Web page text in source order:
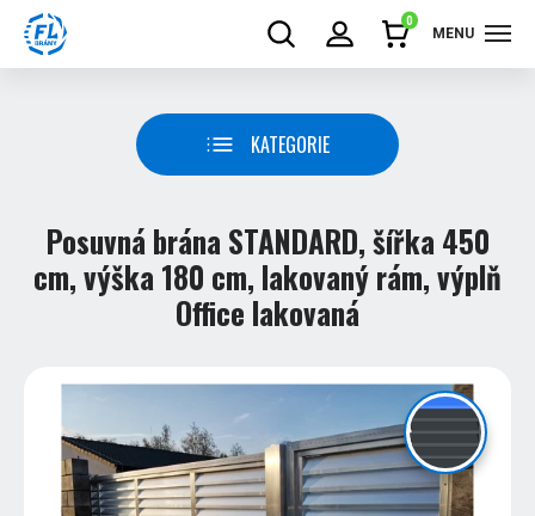
0
MENU
KATEGORIE
Posuvná brána STANDARD, šířka 450
cm, výška 180 cm, lakovaný rám, výplň
Office lakovaná